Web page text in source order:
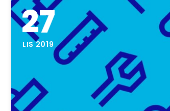
27
LIS 2019